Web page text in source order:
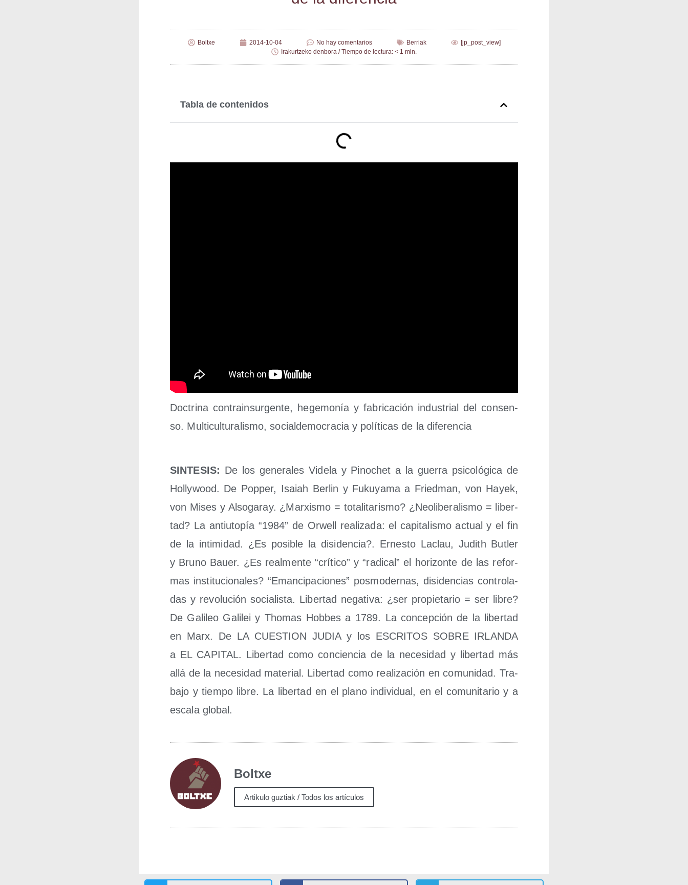
Boltxe 2014-10-04 No hay comentarios Berriak
[jp_post_view]
Irakurtzeko denbora / Tiempo de lectura: < 1 min.
Tabla de contenidos
Doc­tri­na con­tra­in­sur­gen­te, hege­mo­nía y fabri­ca­ción indus­trial del con­sen­
so. Mul­ti­cul­tu­ra­lis­mo, social­de­mo­cra­cia y polí­ti­cas de la diferencia
SINTESIS: De los gene­ra­les Vide­la y Pino­chet a la gue­rra psi­co­ló­gi­ca de
Holly­wood. De Pop­per, Isaiah Ber­lin y Fuku­ya­ma a Fried­man, von Hayek,
von Mises y Also­ga­ray. ¿Mar­xis­mo = tota­li­ta­ris­mo? ¿Neo­li­be­ra­lis­mo = liber­
tad? La anti­uto­pía “1984” de Orwell rea­li­za­da: el capi­ta­lis­mo actual y el fin
de la inti­mi­dad. ¿Es posi­ble la disi­den­cia?. Ernes­to Laclau, Judith Butler
y Bruno Bauer. ¿Es real­men­te “crí­ti­co” y “radi­cal” el hori­zon­te de las refor­
mas ins­ti­tu­cio­na­les? “Eman­ci­pa­cio­nes” pos­mo­der­nas, disi­den­cias con­tro­la­
das y revo­lu­ción socia­lis­ta. Liber­tad nega­ti­va: ¿ser pro­pie­ta­rio = ser libre?
De Gali­leo Gali­lei y Tho­mas Hob­bes a 1789. La con­cep­ción de la liber­tad
en Marx. De LA CUESTION JUDIA y los ESCRITOS SOBRE IRLANDA
a EL CAPITAL. Liber­tad como con­cien­cia de la nece­si­dad y liber­tad más
allá de la nece­si­dad mate­rial. Liber­tad como rea­li­za­ción en comu­ni­dad. Tra­
ba­jo y tiem­po libre. La liber­tad en el plano indi­vi­dual, en el comu­ni­ta­rio y a
esca­la global.
Boltxe
Artikulo guztiak / Todos los artículos